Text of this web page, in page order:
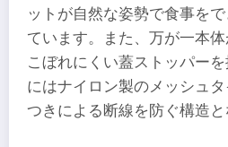
ットが自然な姿勢で食事を
ています。また、万が一本
こぼれにくい蓋ストッパー
にはナイロン製のメッシュ
つきによる断線を防ぐ構造と